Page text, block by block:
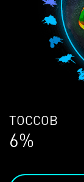
ЛЮДЕЙ
68%